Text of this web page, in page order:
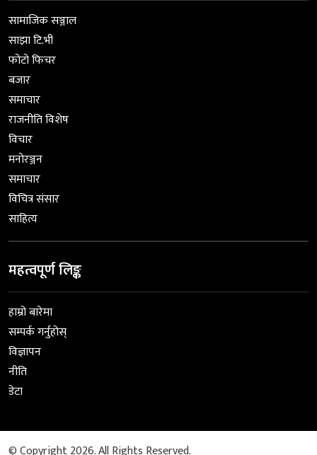
सामाजिक सञ्जाल
साझा टि.भी
फोटो फिचर
बजार
समाचार
राजनीति विशेष
विचार
मनोरञ्जन
समाचार
विचित्र संसार
साहित्य
महत्वपूर्ण लिङ्क
हाम्रो बारेमा
सम्पर्क गर्नुहोस्
विज्ञापन
नीति
डेटा
© Copyright 2026. All Rights Reserved.